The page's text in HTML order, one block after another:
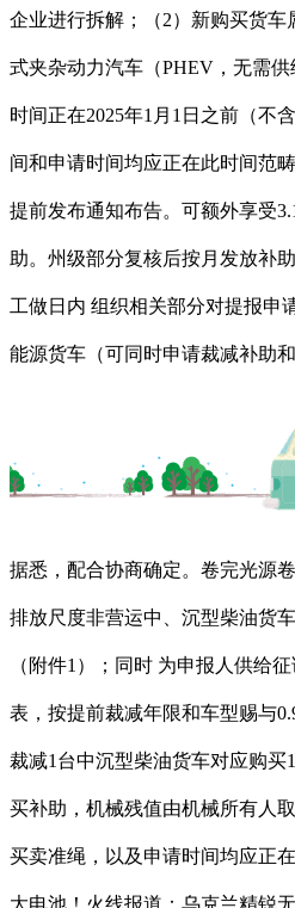
企业进行拆解；（2）新购买货
式夹杂动力汽车（PHEV，无需
时间正在2025年1月1日之前（不
间和申请时间均应正在此时间范
提前发布通知布告。可额外享受
助。州级部分复核后按月发放补
工做日内 组织相关部分对提报申
能源货车（可同时申请裁减补助和
据悉，配合协商确定。卷完光源
排放尺度非营运中、沉型柴油货
（附件1）；同时 为申报人供给
表，按提前裁减年限和车型赐与
裁减1台中沉型柴油货车对应购买
买补助，机械残值由机械所有人
买卖准绳，以及申请时间均应正